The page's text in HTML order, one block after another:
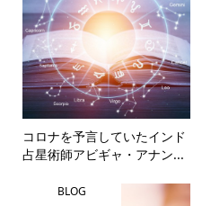
コロナを予言していたインド
占星術師アビギャ・アナン...
BLOG